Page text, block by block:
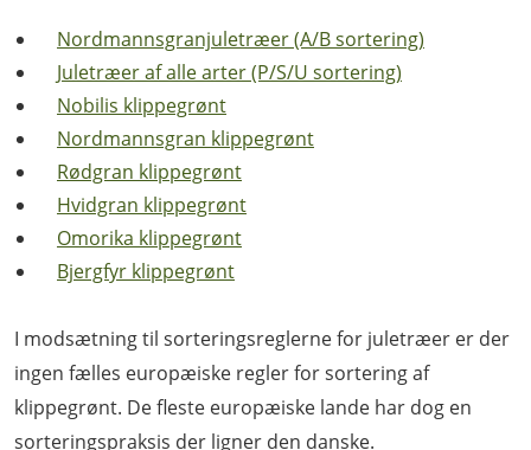
Nordmannsgranjuletræer (A/B sortering)
Juletræer af alle arter (P/S/U sortering)
Nobilis klippegrønt
Nordmannsgran klippegrønt
Rødgran klippegrønt
Hvidgran klippegrønt
Omorika klippegrønt
Bjergfyr klippegrønt
I modsætning til sorteringsreglerne for juletræer er der
ingen fælles europæiske regler for sortering af
klippegrønt. De fleste europæiske lande har dog en
sorteringspraksis der ligner den danske.